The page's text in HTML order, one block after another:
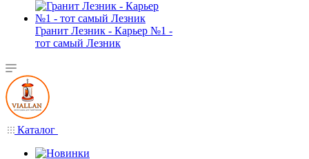
Гранит Лезник - Карьер №1 -
тот самый Лезник
Каталог